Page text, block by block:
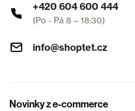
+420 604 600 444
(Po - Pá 8 – 18:30)
info@shoptet.cz
Novinky z e-commerce